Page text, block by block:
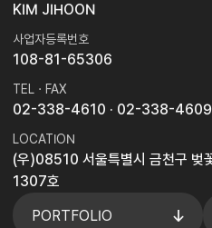
KIM JIHOON
사업자등록번호
108-81-65306
TEL · FAX
02-338-4610 · 02-338-4609
LOCATION
(우)08510 서울특별시 금천구 벚
1307호
PORTFOLIO